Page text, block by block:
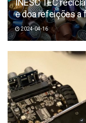
INESC TEC
e doa refeições a
2024-04-16